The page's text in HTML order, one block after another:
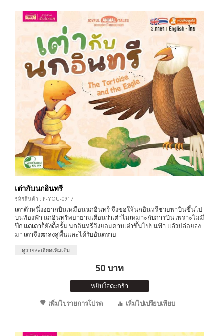
เต่ากับนกอินทรี
รหัสสินค้า : P-YOU-0917
เต่าตัวหนึ่งอยากบินเหมือนนกอินทรี จึงขอให้นกอินทรีช่วยพาบินขึ้นไป
บนท้องฟ้า นกอินทรีพยายามเตือนว่าเต่าไม่เหมาะกับการบิน เพราะไม่มี
ปีก แต่เต่าก็ยังดื้อรั้น นกอินทรีจึงยอมคาบเต่าขึ้นไปบนฟ้า แล้วปล่อยลง
มา เต่าจึงตกลงสู่พื้นและได้รับอันตราย
ดูรายละเอียดเพิ่มเติม
50 บาท
หยิบใส่ตะกร้า
เพิ่มไปรายการโปรด
เพิ่มไปเปรียบเทียบ